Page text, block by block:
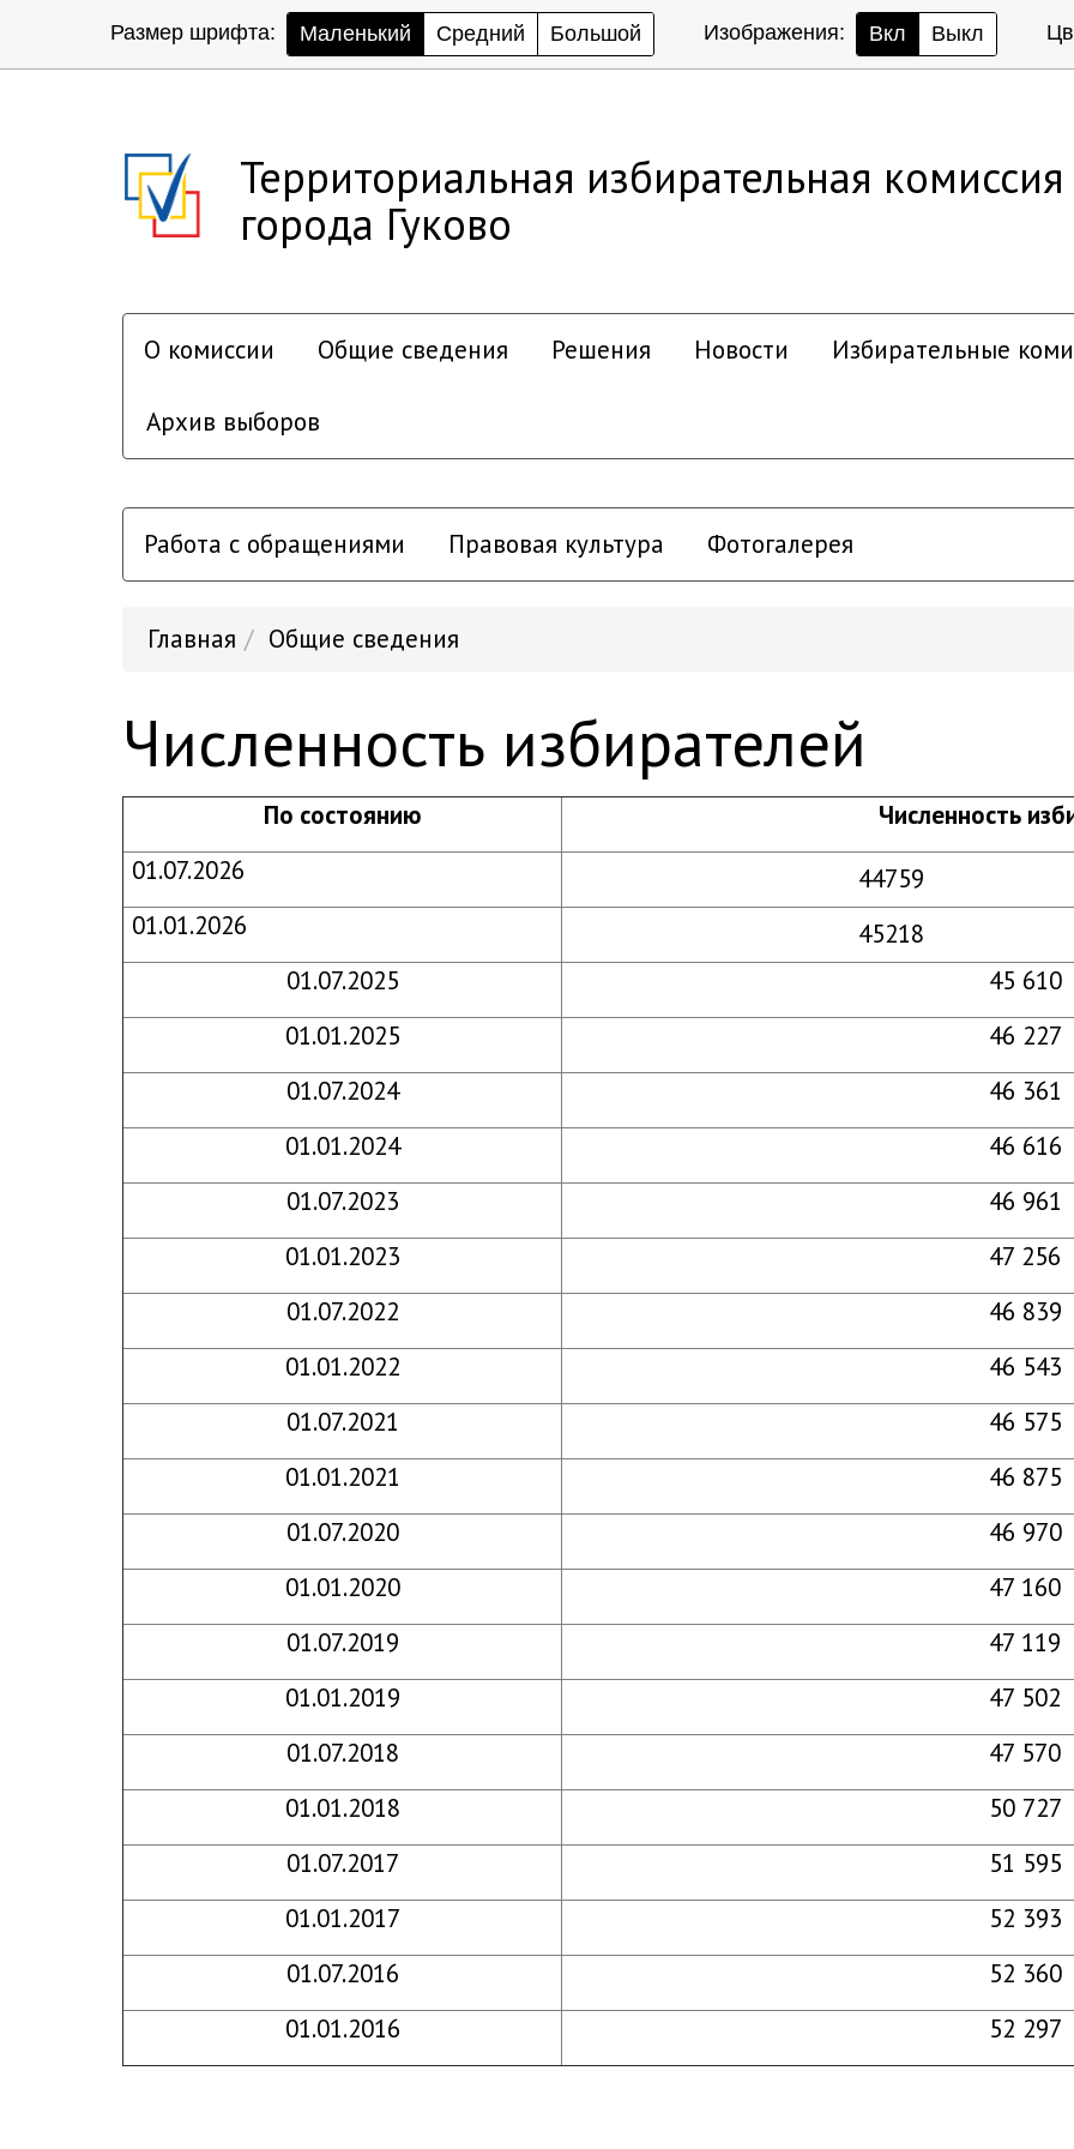
Размер шрифта: Маленький Средний Большой Изображения: Вкл Выкл
Территориальная избирательная комиссия
города Гуково
О комиссии Общие сведения Решения Новости Избирательные
Архив выборов
Работа с обращениями Правовая культура Фотогалерея
Главная Общие сведения
Численность избирателей
По состоянию
Численность
01.07.2026
44759
01.01.2026
45218
01.07.2025
45 610
01.01.2025
46 227
01.07.2024
46 361
01.01.2024
46 616
01.07.2023
46 961
01.01.2023
47 256
01.07.2022
46 839
01.01.2022
46 543
01.07.2021
46 575
01.01.2021
46 875
01.07.2020
46 970
01.01.2020
47 160
01.07.2019
47 119
01.01.2019
47 502
01.07.2018
47 570
01.01.2018
50 727
01.07.2017
51 595
01.01.2017
52 393
01.07.2016
52 360
01.01.2016
52 297